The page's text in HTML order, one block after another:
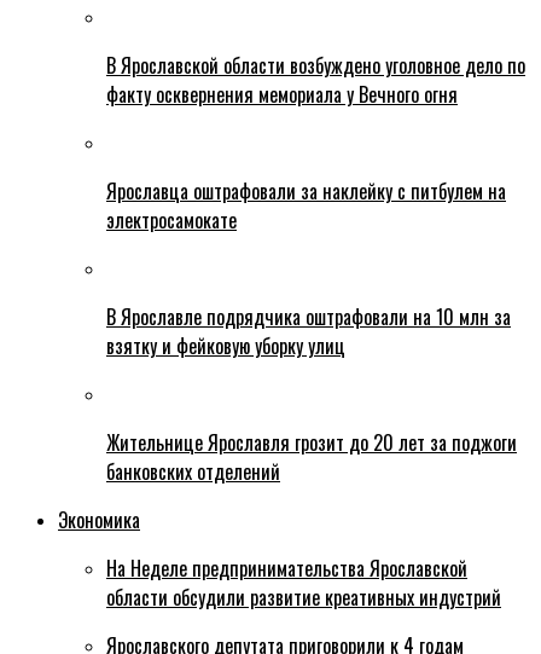
В Ярославской области возбуждено уголовное дело по
факту осквернения мемориала у Вечного огня
Ярославца оштрафовали за наклейку с питбулем на
электросамокате
В Ярославле подрядчика оштрафовали на 10 млн за
взятку и фейковую уборку улиц
Жительнице Ярославля грозит до 20 лет за поджоги
банковских отделений
Экономика
На Неделе предпринимательства Ярославской
области обсудили развитие креативных индустрий
Ярославского депутата приговорили к 4 годам